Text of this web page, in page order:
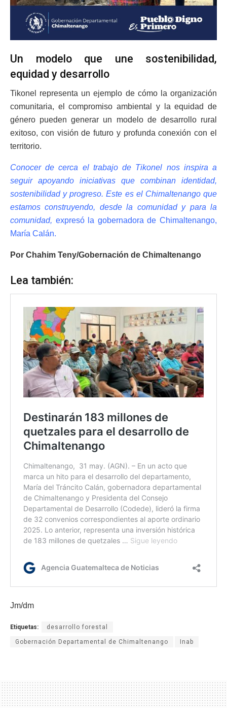
Un modelo que une sostenibilidad,
equidad y desarrollo
Tikonel representa un ejemplo de cómo la organización
comunitaria, el compromiso ambiental y la equidad de
género pueden generar un modelo de desarrollo rural
exitoso, con visión de futuro y profunda conexión con el
territorio.
Conocer de cerca el trabajo de Tikonel nos inspira a
seguir apoyando iniciativas que combinan identidad,
sostenibilidad y progreso. Este es el Chimaltenango que
estamos construyendo, desde la comunidad y para la
comunidad, expresó la gobernadora de Chimaltenango,
María Calán.
Por Chahim Teny/Gobernación de Chimaltenango
Lea también:
Jm/dm
Etiquetas: desarrollo forestal
Gobernación Departamental de Chimaltenango Inab